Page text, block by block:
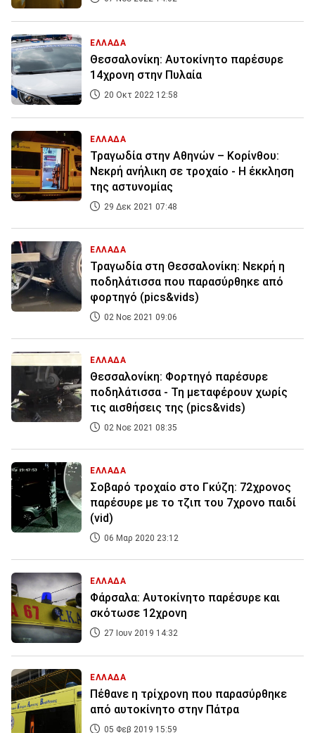
ΕΛΛΑΔΑ
Θεσσαλονίκη: Αυτοκίνητο παρέσυρε
14χρονη στην Πυλαία
20 Οκτ 2022 12:58
ΕΛΛΑΔΑ
Τραγωδία στην Αθηνών – Κορίνθου:
Νεκρή ανήλικη σε τροχαίο - Η έκκληση
της αστυνομίας
29 Δεκ 2021 07:48
ΕΛΛΑΔΑ
Τραγωδία στη Θεσσαλονίκη: Νεκρή η
ποδηλάτισσα που παρασύρθηκε από
φορτηγό (pics&vids)
02 Νοε 2021 09:06
ΕΛΛΑΔΑ
Θεσσαλονίκη: Φορτηγό παρέσυρε
ποδηλάτισσα - Τη μεταφέρουν χωρίς
τις αισθήσεις της (pics&vids)
02 Νοε 2021 08:35
ΕΛΛΑΔΑ
Σοβαρό τροχαίο στο Γκύζη: 72χρονος
παρέσυρε με το τζιπ του 7χρονο παιδί
(vid)
06 Μαρ 2020 23:12
ΕΛΛΑΔΑ
Φάρσαλα: Αυτοκίνητο παρέσυρε και
σκότωσε 12χρονη
27 Ιουν 2019 14:32
ΕΛΛΑΔΑ
Πέθανε η τρίχρονη που παρασύρθηκε
από αυτοκίνητο στην Πάτρα
05 Φεβ 2019 15:59